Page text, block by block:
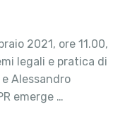
2021, ore 11.00,
legali e pratica di
Alessandro
emerge …